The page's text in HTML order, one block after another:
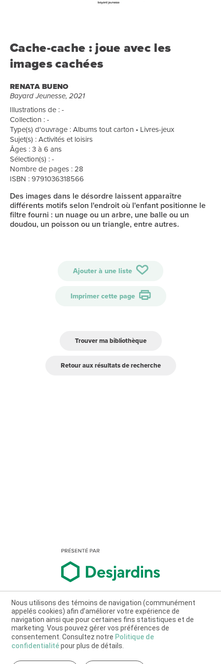
Cache-cache : joue avec les
images cachées
RENATA BUENO
Bayard Jeunesse, 2021
Illustrations de : -
Collection : -
Type(s) d'ouvrage : Albums tout carton • Livres-jeux
Sujet(s) : Activités et loisirs
Âges : 3 à 6 ans
Sélection(s) : -
Nombre de pages : 28
ISBN : 9791036318566
Des images dans le désordre laissent apparaître
différents motifs selon l'endroit où l'enfant positionne le
filtre fourni : un nuage ou un arbre, une balle ou un
doudou, un poisson ou un triangle, entre autres.
Ajouter à une liste
Imprimer cette page
Trouver ma bibliothèque
Retour aux résultats de recherche
Nous utilisons des témoins de navigation (communément
appelés cookies) afin d’améliorer votre expérience de
navigation ainsi que pour certaines fins statistiques et de
marketing. Vous pouvez gérer vos préférences de
consentement. Consultez notre Politique de
confidentialitépour plus de détails.